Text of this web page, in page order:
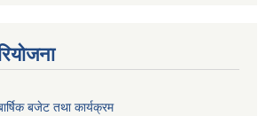
बजेट तथा कार्यक्रम